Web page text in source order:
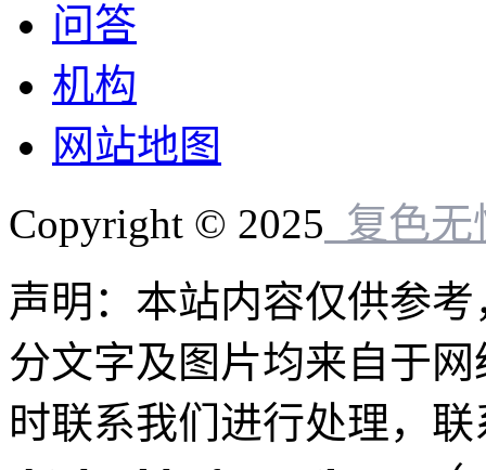
问答
机构
网站地图
Copyright © 2025 复色无
声明：本站内容仅供参
分文字及图片均来自于
时联系我们进行处理，